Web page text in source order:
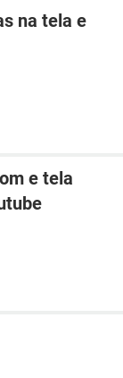
na tela e
e tela